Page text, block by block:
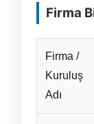
Firma
Firma /
Kuruluş
Adı